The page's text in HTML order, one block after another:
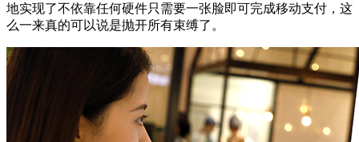
地实现了不依靠任何硬件只需要一张脸即可完成移动支付，这
么一来真的可以说是抛开所有束缚了。